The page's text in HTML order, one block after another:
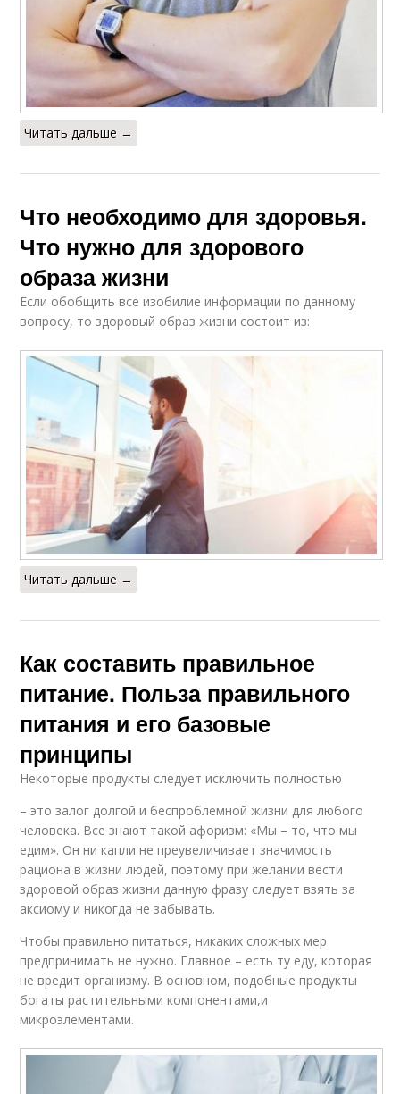
Читать дальше →
Что необходимо для здоровья.
Что нужно для здорового
образа жизни
Если обобщить все изобилие информации по данному
вопросу, то здоровый образ жизни состоит из:
Читать дальше →
Как составить правильное
питание. Польза правильного
питания и его базовые
принципы
Некоторые продукты следует исключить полностью
– это залог долгой и беспроблемной жизни для любого
человека. Все знают такой афоризм: «Мы – то, что мы
едим». Он ни капли не преувеличивает значимость
рациона в жизни людей, поэтому при желании вести
здоровой образ жизни данную фразу следует взять за
аксиому и никогда не забывать.
Чтобы правильно питаться, никаких сложных мер
предпринимать не нужно. Главное – есть ту еду, которая
не вредит организму. В основном, подобные продукты
богаты растительными компонентами,и
микроэлементами.